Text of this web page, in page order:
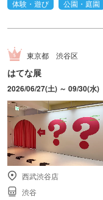
体験・遊び
公園・庭園
東京都 渋谷区
はてな展
2026/06/27(土) ～ 09/30(水)
西武渋谷店
渋谷